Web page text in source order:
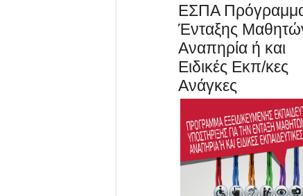
ΕΣΠΑ
Ένταξης
Αναπηρία ή και
Ειδικές Εκπ/κες
Ανάγκες